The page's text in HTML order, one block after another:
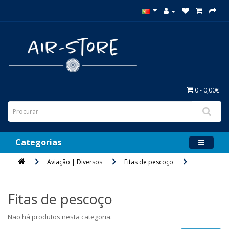
0 - 0,00€
Categorias
Aviação | Diversos Fitas de pescoço
Fitas de pescoço
Não há produtos nesta categoria.